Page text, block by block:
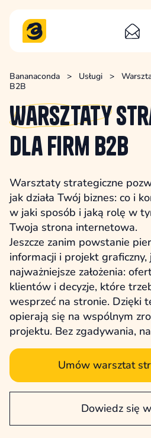
Bananaconda > Usługi >
B2B
Warsztaty
dla firm B2B
Warsztaty strategiczne
jak działa Twój biznes: co i
w jaki sposób i jaką rolę w
Twoja strona internetowa.
Jeszcze zanim powstanie
informacji i projekt
najważniejsze założenia:
klientów i decyzje, które
wesprzeć na stronie. Dzięki
opierają się na wspólnym
projektu. Bez zgadywania,
Umów warsztat
Dowiedz się